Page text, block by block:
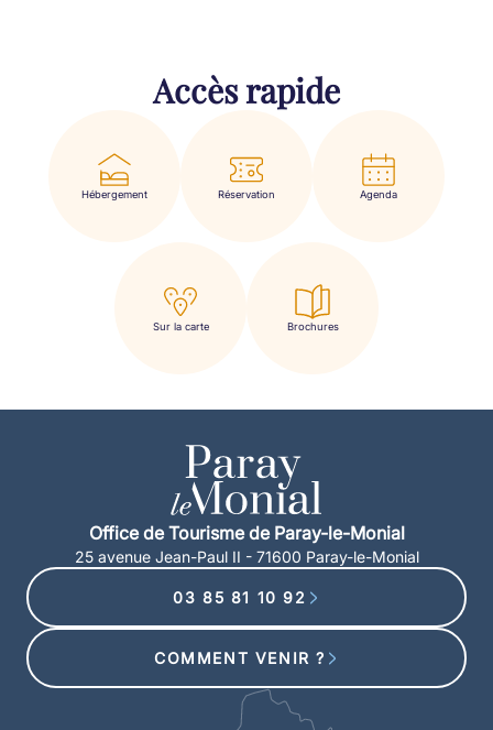
Accès rapide
Hébergement Réservation Agenda
Sur la carte Brochures
Office de Tourisme de Paray-le-Monial
25 avenue Jean-Paul II - 71600 Paray-le-Monial
03 85 81 10 92
COMMENT VENIR ?